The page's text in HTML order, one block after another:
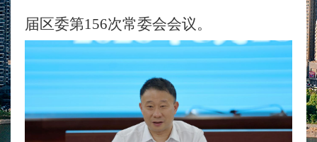
届区委第156次常委会会议。